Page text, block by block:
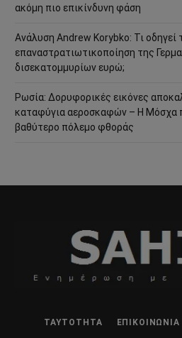
ακόμη πιο επικίνδυνη φάση
Ανάλυση Andrew Korybko: Τι οδηγεί
επαναστρατιωτικοποίηση της
δισεκατομμυρίων ευρώ;
Ρωσία: Δορυφορικές εικόνες
καταφύγια αεροσκαφών – Η Μόσχα
βαθύτερο πόλεμο φθοράς
ΤΑΥΤΌΤΗΤΑ ΕΠΙΚΟΙΝΩΝΊΑ